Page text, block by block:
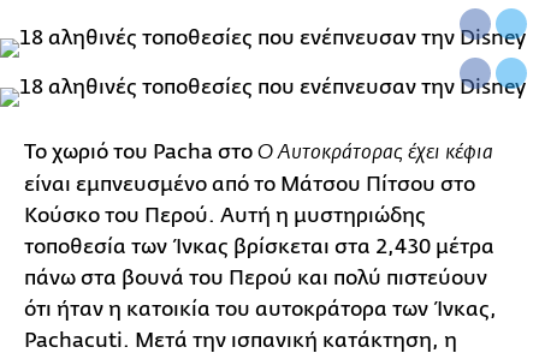
Το χωριό του Pacha στο Ο Αυτοκράτορας έχει κέφια
είναι εμπνευσμένο από το Μάτσου Πίτσου στο
Κούσκο του Περού. Αυτή η μυστηριώδης
τοποθεσία των Ίνκας βρίσκεται στα 2,430 μέτρα
πάνω στα βουνά του Περού και πολύ πιστεύουν
ότι ήταν η κατοικία του αυτοκράτορα των Ίνκας,
Pachacuti. Μετά την ισπανική κατάκτηση, η